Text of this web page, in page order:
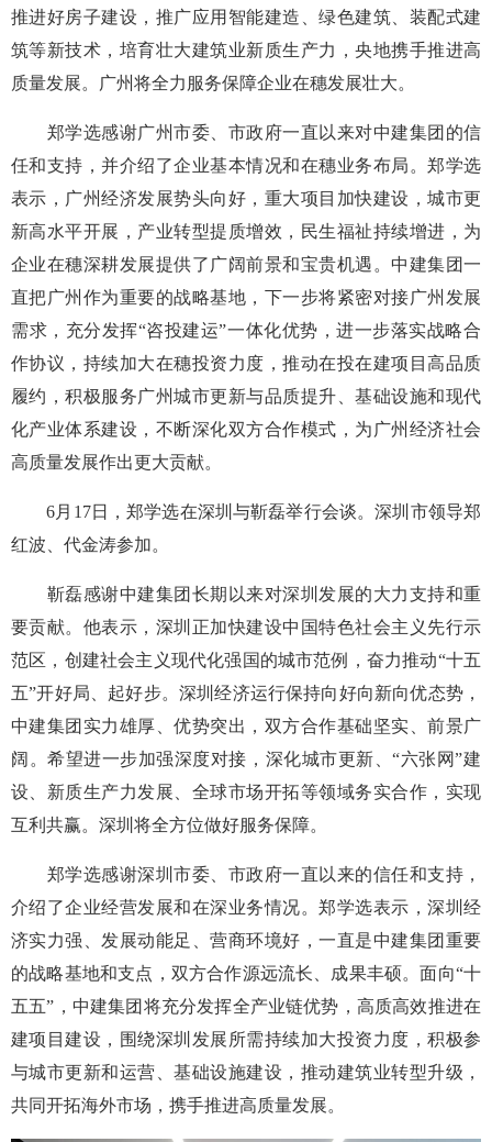
推进好房子建设，推广应用智能建造、绿色建筑、装配式建
筑等新技术，培育壮大建筑业新质生产力，央地携手推进高
质量发展。广州将全力服务保障企业在穗发展壮大。
郑学选感谢广州市委、市政府一直以来对中建集团的信
任和支持，并介绍了企业基本情况和在穗业务布局。郑学选
表示，广州经济发展势头向好，重大项目加快建设，城市更
新高水平开展，产业转型提质增效，民生福祉持续增进，为
企业在穗深耕发展提供了广阔前景和宝贵机遇。中建集团一
直把广州作为重要的战略基地，下一步将紧密对接广州发展
需求，充分发挥“咨投建运”一体化优势，进一步落实战略合
作协议，持续加大在穗投资力度，推动在投在建项目高品质
履约，积极服务广州城市更新与品质提升、基础设施和现代
化产业体系建设，不断深化双方合作模式，为广州经济社会
高质量发展作出更大贡献。
6月17日，郑学选在深圳与靳磊举行会谈。深圳市领导郑
红波、代金涛参加。
靳磊感谢中建集团长期以来对深圳发展的大力支持和重
要贡献。他表示，深圳正加快建设中国特色社会主义先行示
范区，创建社会主义现代化强国的城市范例，奋力推动“十五
五”开好局、起好步。深圳经济运行保持向好向新向优态势，
中建集团实力雄厚、优势突出，双方合作基础坚实、前景广
阔。希望进一步加强深度对接，深化城市更新、“六张网”建
设、新质生产力发展、全球市场开拓等领域务实合作，实现
互利共赢。深圳将全方位做好服务保障。
郑学选感谢深圳市委、市政府一直以来的信任和支持，
介绍了企业经营发展和在深业务情况。郑学选表示，深圳经
济实力强、发展动能足、营商环境好，一直是中建集团重要
的战略基地和支点，双方合作源远流长、成果丰硕。面向“十
五五”，中建集团将充分发挥全产业链优势，高质高效推进在
建项目建设，围绕深圳发展所需持续加大投资力度，积极参
与城市更新和运营、基础设施建设，推动建筑业转型升级，
共同开拓海外市场，携手推进高质量发展。